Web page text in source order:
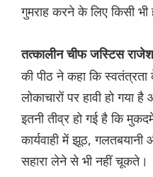
गुमराह करने के लिए किसी
तत्कालीन चीफ जस्टिस
की पीठ ने कहा कि स्वतंत्रता
लोकाचारों पर हावी हो गया
इतनी तीव्र हो गई है कि
कार्यवाही में झूठ,
सहारा लेने से भी नहीं चूकते।